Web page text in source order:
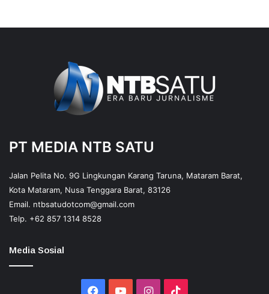
PT MEDIA NTB SATU
Jalan Pelita No. 9G Lingkungan Karang Taruna, Mataram Barat,
Kota Mataram, Nusa Tenggara Barat, 83126
Email. ntbsatudotcom@gmail.com
Telp. +62 857 1314 8528
Media Sosial
Facebook
YouTubeInstagram